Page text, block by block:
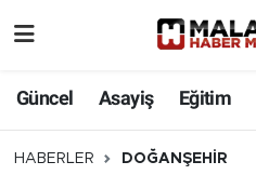
Güncel Asayiş Eğitim
HABERLER DOĞANŞEHIR
Eğitim